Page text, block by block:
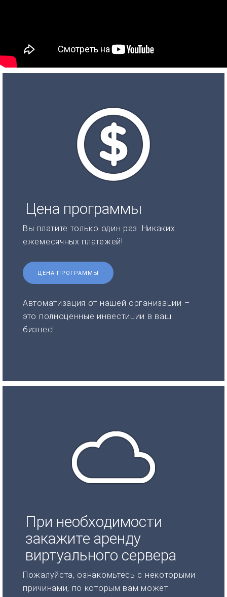
Цена программы
Вы платите только один раз. Никаких
ежемесячных платежей!
ЦЕНА ПРОГРАММЫ
Автоматизация от нашей организации –
это полноценные инвестиции в ваш
бизнес!
При необходимости
закажите аренду
виртуального сервера
Пожалуйста, ознакомьтесь с некоторыми
причинами, по которым вам может